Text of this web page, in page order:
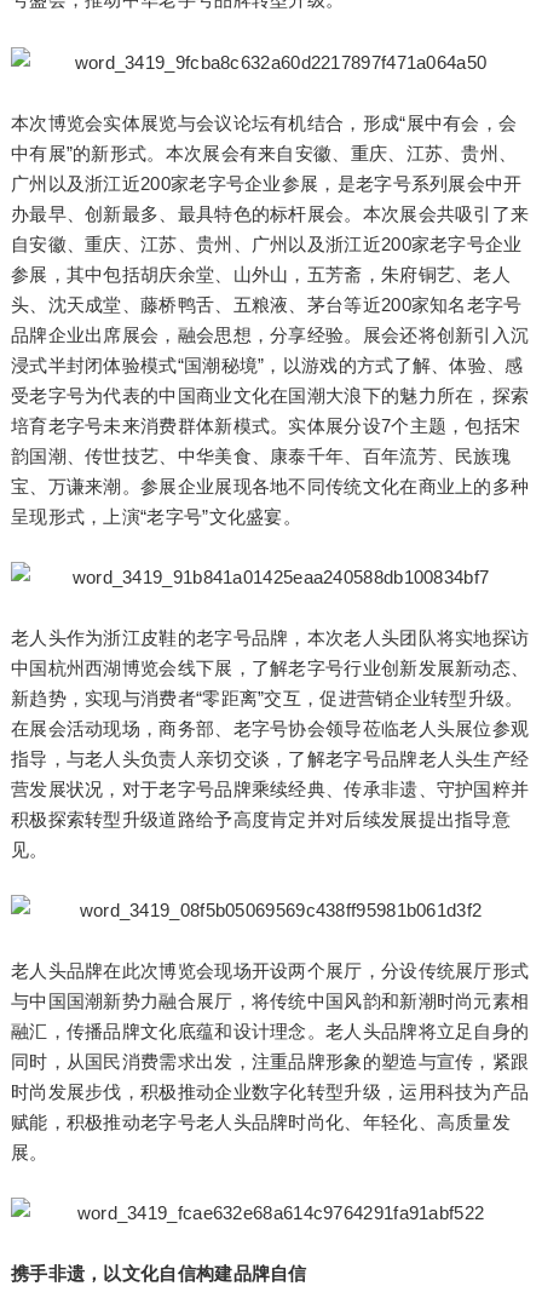
本次博览会实体展览与会议论坛有机结合，形成“展中有会，会
中有展”的新形式。本次展会有来自安徽、重庆、江苏、贵州、
广州以及浙江近200家老字号企业参展，是老字号系列展会中开
办最早、创新最多、最具特色的标杆展会。本次展会共吸引了来
自安徽、重庆、江苏、贵州、广州以及浙江近200家老字号企业
参展，其中包括胡庆余堂、山外山，五芳斋，朱府铜艺、老人
头、沈天成堂、藤桥鸭舌、五粮液、茅台等近200家知名老字号
品牌企业出席展会，融会思想，分享经验。展会还将创新引入沉
浸式半封闭体验模式“国潮秘境”，以游戏的方式了解、体验、感
受老字号为代表的中国商业文化在国潮大浪下的魅力所在，探索
培育老字号未来消费群体新模式。实体展分设7个主题，包括宋
韵国潮、传世技艺、中华美食、康泰千年、百年流芳、民族瑰
宝、万谦来潮。参展企业展现各地不同传统文化在商业上的多种
呈现形式，上演“老字号”文化盛宴。
老人头作为浙江皮鞋的老字号品牌，本次老人头团队将实地探访
中国杭州西湖博览会线下展，了解老字号行业创新发展新动态、
新趋势，实现与消费者“零距离”交互，促进营销企业转型升级。
在展会活动现场，商务部、老字号协会领导莅临老人头展位参观
指导，与老人头负责人亲切交谈，了解老字号品牌老人头生产经
营发展状况，对于老字号品牌乘续经典、传承非遗、守护国粹并
积极探索转型升级道路给予高度肯定并对后续发展提出指导意
见。
老人头品牌在此次博览会现场开设两个展厅，分设传统展厅形式
与中国国潮新势力融合展厅，将传统中国风韵和新潮时尚元素相
融汇，传播品牌文化底蕴和设计理念。老人头品牌将立足自身的
同时，从国民消费需求出发，注重品牌形象的塑造与宣传，紧跟
时尚发展步伐，积极推动企业数字化转型升级，运用科技为产品
赋能，积极推动老字号老人头品牌时尚化、年轻化、高质量发
展。
携手非遗 ， 以文化自信构建品牌自信